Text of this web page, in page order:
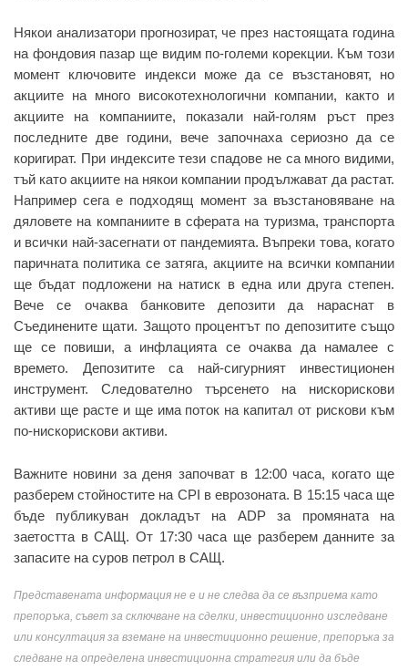
Някои анализатори прогнозират, че през настоящата година
на фондовия пазар ще видим по-големи корекции. Към този
момент ключовите индекси може да се възстановят, но
акциите на много високотехнологични компании, както и
акциите на компаниите, показали най-голям ръст през
последните две години, вече започнаха сериозно да се
коригират. При индексите тези спадове не са много видими,
тъй като акциите на някои компании продължават да растат.
Например сега е подходящ момент за възстановяване на
дяловете на компаниите в сферата на туризма, транспорта
и всички най-засегнати от пандемията. Въпреки това, когато
паричната политика се затяга, акциите на всички компании
ще бъдат подложени на натиск в една или друга степен.
Вече се очаква банковите депозити да нараснат в
Съединените щати. Защото процентът по депозитите също
ще се повиши, а инфлацията се очаква да намалее с
времето. Депозитите са най-сигурният инвестиционен
инструмент. Следователно търсенето на нискорискови
активи ще расте и ще има поток на капитал от рискови към
по-нискорискови активи.
Важните новини за деня започват в 12:00 часа, когато ще
разберем стойностите на CPI в еврозоната. В 15:15 часа ще
бъде публикуван докладът на ADP за промяната на
заетостта в САЩ. От 17:30 часа ще разберем данните за
запасите на суров петрол в САЩ.
Представената информация не е и не следва да се възприема като
препоръка, съвет за сключване на сделки, инвестиционно изследване
или консултация за вземане на инвестиционно решение, препоръка за
следване на определена инвестиционна стратегия или да бъде